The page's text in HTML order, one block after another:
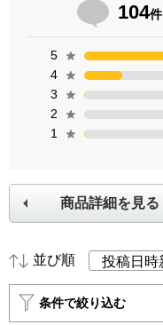
104件
5
4
3
2
1
商品詳細を見る
並び順
条件で絞り込む